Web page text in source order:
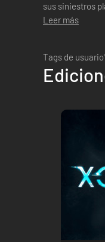
sus siniestros
llama de la
Leer más
Tags de